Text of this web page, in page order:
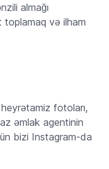
almağı
toplamaq və ilham
heyrətamiz fotoları,
əmlak agentinin
bizi Instagram-da